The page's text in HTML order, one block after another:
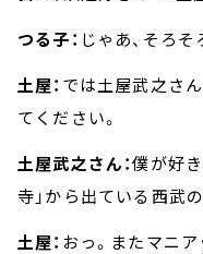
つる子： じゃあ、そろそ
土屋： では土屋武之さ
てください。
土屋武之さん：僕が好
寺」から出ている西武
土屋： おっ。またマニア